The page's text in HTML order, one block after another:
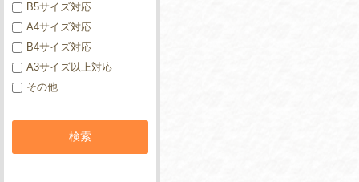
B5サイズ対応
A4サイズ対応
B4サイズ対応
A3サイズ以上対応
その他